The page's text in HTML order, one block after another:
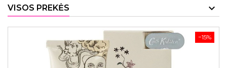
VISOS PREKĖS
−15%